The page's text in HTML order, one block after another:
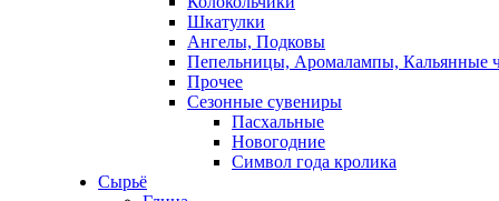
Шкатулки
Ангелы, Подковы
Пепельницы, Аромалампы, Кальянные
Прочее
Сезонные сувениры
Пасхальные
Новогодние
Символ года кролика
Сырьё